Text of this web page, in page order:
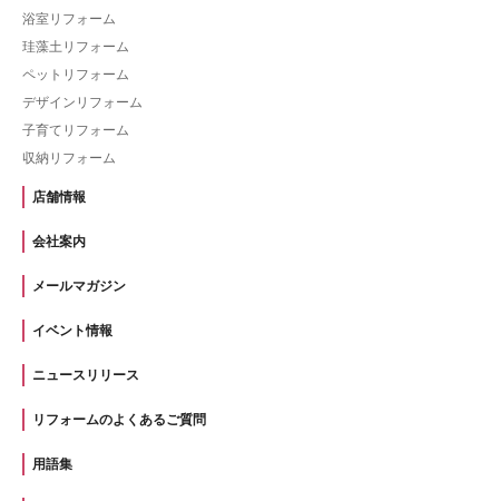
浴室リフォーム
珪藻土リフォーム
ペットリフォーム
デザインリフォーム
子育てリフォーム
収納リフォーム
店舗情報
会社案内
メールマガジン
イベント情報
ニュースリリース
リフォームのよくあるご質問
用語集